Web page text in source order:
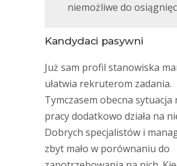
niemożliwe do
Kandydaci pasywni
Już sam profil stanowiska
ułatwia rekruterom zadania.
Tymczasem obecna sytuacja
pracy dodatkowo działa na
Dobrych specjalistów i
zbyt mało w porównaniu do